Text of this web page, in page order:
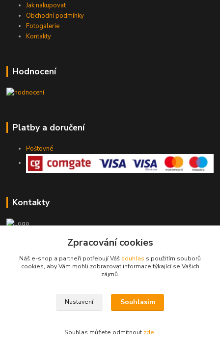
Jak nakupovat
Obchodní podmínky
Fotogalerie
Kontakty
Hodnocení
Platby a doručení
Poštovné
Kontakty
rodinny.bazarek@seznam.cz
Zpracování cookies
Náš e-shop a partneři potřebují Váš souhlas s použitím souborů
cookies, aby Vám mohli zobrazovat informace týkající se Vašich
zájmů.
Nastavení Souhlasím
Souhlas můžete odmítnout zde.